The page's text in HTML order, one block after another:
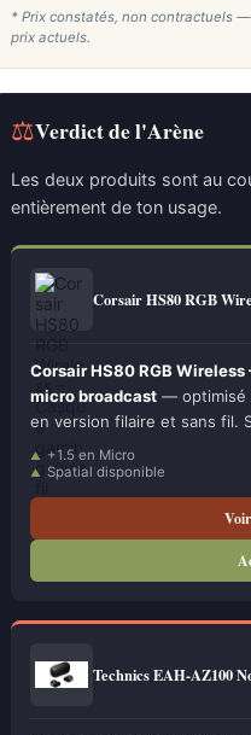
* Prix constatés, non contractuels
prix actuels.
⚖Verdict de l'Arène
Les deux produits sont au
entièrement de ton usage.
Corsair HS80 RGB
Corsair HS80 RGB
micro broadcast — optimisé
en version filaire et sans fil.
+1.5 en Micro
Spatial disponible
Technics EAH-AZ100